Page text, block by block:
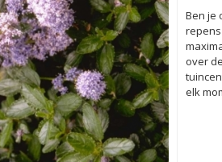
Ben je
over
elk